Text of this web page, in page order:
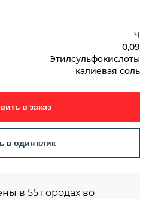
Ч
0,09
Этилсульфокислоты
калиевая соль
Добавить в заказ
в один клик
в 55 городах во